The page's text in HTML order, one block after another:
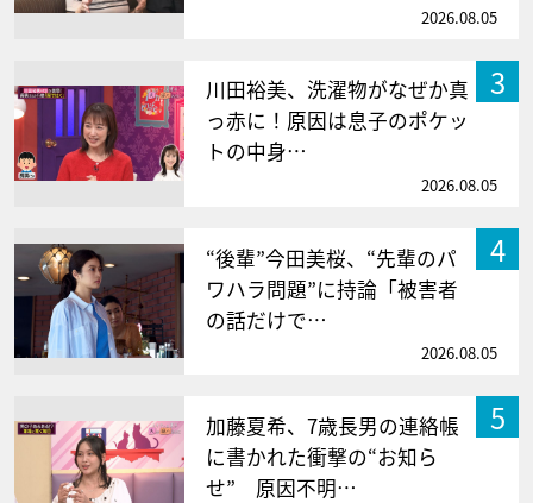
2026.08.05
3
川田裕美、洗濯物がなぜか真
っ赤に！原因は息子のポケッ
トの中身…
2026.08.05
4
“後輩”今田美桜、“先輩のパ
ワハラ問題”に持論「被害者
の話だけで…
2026.08.05
5
加藤夏希、7歳長男の連絡帳
に書かれた衝撃の“お知ら
せ” 原因不明…